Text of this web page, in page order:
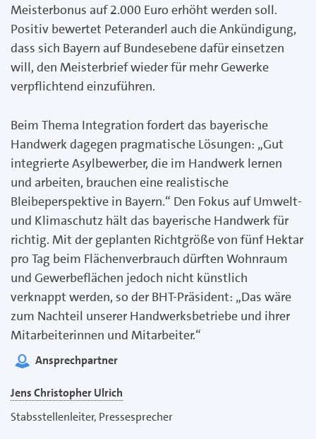
Meisterbonus auf 2.000 Euro erhöht werden soll.
Positiv bewertet Peteranderl auch die Ankündigung,
dass sich Bayern auf Bundesebene dafür einsetzen
will, den Meisterbrief wieder für mehr Gewerke
verpflichtend einzuführen.
Beim Thema Integration fordert das bayerische
Handwerk dagegen pragmatische Lösungen: „Gut
integrierte Asylbewerber, die im Handwerk lernen
und arbeiten, brauchen eine realistische
Bleibeperspektive in Bayern.“ Den Fokus auf Umwelt-
und Klimaschutz hält das bayerische Handwerk für
richtig. Mit der geplanten Richtgröße von fünf Hektar
pro Tag beim Flächenverbrauch dürften Wohnraum
und Gewerbeflächen jedoch nicht künstlich
verknappt werden, so der BHT-Präsident: „Das wäre
zum Nachteil unserer Handwerksbetriebe und ihrer
Mitarbeiterinnen und Mitarbeiter.“
Ansprechpartner
Jens Christopher Ulrich
Stabsstellenleiter, Pressesprecher